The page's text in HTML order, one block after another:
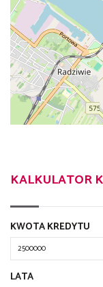
KALKULATOR
KWOTA KREDYTU
LATA